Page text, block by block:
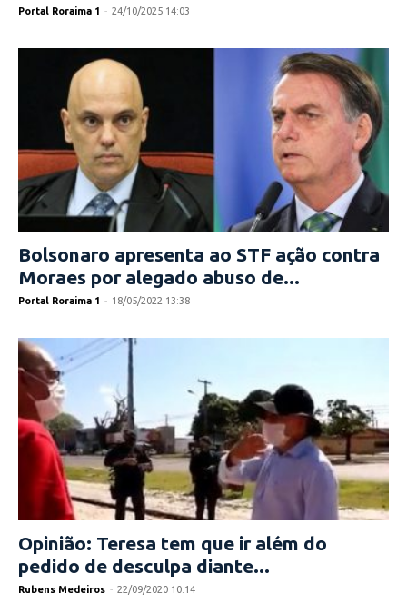
Portal Roraima 1 - 24/10/2025 14:03
Bolsonaro apresenta ao STF ação contra
Moraes por alegado abuso de...
Portal Roraima 1 - 18/05/2022 13:38
Opinião: Teresa tem que ir além do
pedido de desculpa diante...
Rubens Medeiros - 22/09/2020 10:14